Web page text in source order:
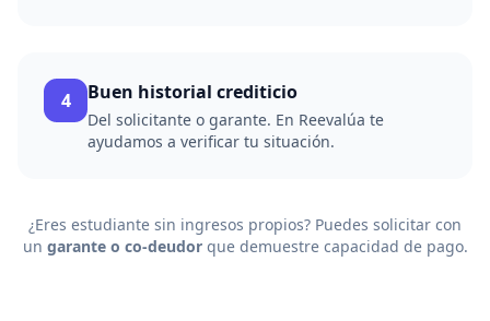
4 Buen historial crediticio
Del solicitante o garante. En Reevalúa te
ayudamos a verificar tu situación.
¿Eres estudiante sin ingresos propios? Puedes solicitar con
un garante o co-deudorque demuestre capacidad de pago.